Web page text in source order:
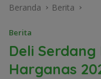
Beranda Berita
Berita
Deli
Harganas